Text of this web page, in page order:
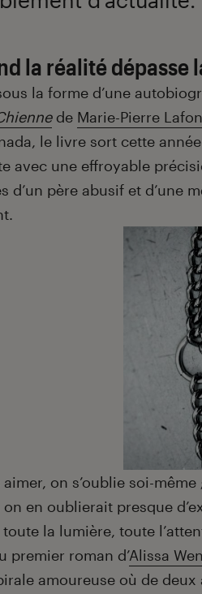
la réalité dépasse
la forme d’une
de Marie-Pierre
le livre sort cette
avec une effroyable
d’un père abusif et d’une
on s’oublie soi-
on en oublierait presque
la lumière, toute
premier roman d’Alissa
amoureuse où de deux